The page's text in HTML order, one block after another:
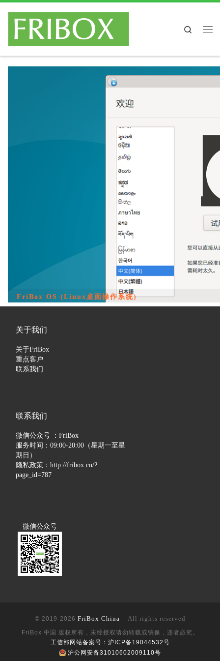
Skip to content
Search
OpenReports CN 开源商业智能报表解决方案
关于我们
关于FriBox
重点客户
联系我们
联系我们
微信公众号 ：FriBox
服务时间：09:00-20:00（星期一至星
期日）
隐私政策： http://fribox.cn/?
page_id=787
微信公众号
© 2019-2026 FriBox China – All rights reserved
FriBox 中国 版权所有，未经授权请勿转载或镜像，违者必究。
工信部网站备案号：沪ICP备19044532号
沪公网安备31010602009110号